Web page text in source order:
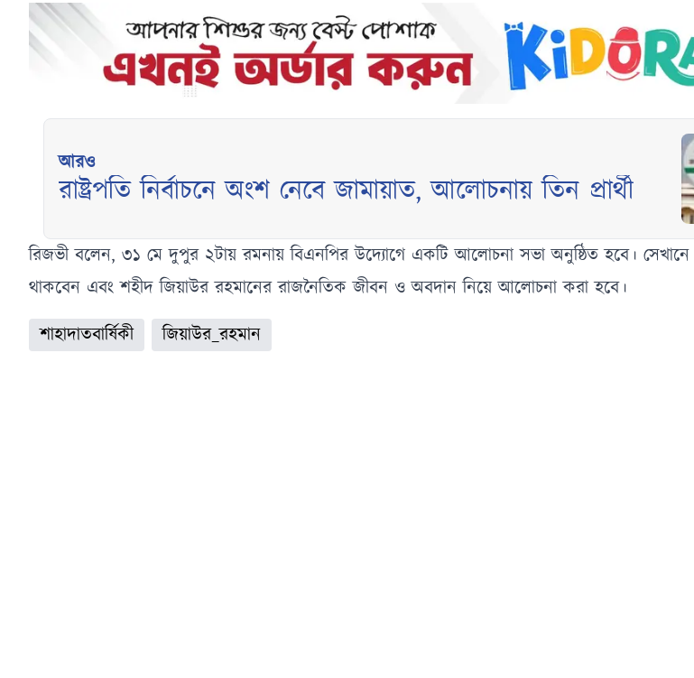
আরও
রাষ্ট্রপতি নির্বাচনে অংশ নেবে জামায়াত, আলোচনায় তিন প্রার্থী
রিজভী বলেন, ৩১ মে দুপুর ২টায় রমনায় বিএনপির উদ্যোগে একটি আলোচনা সভা অনুষ্ঠিত হবে। সেখানে
থাকবেন এবং শহীদ জিয়াউর রহমানের রাজনৈতিক জীবন ও অবদান নিয়ে আলোচনা করা হবে।
শাহাদাতবার্ষিকী
জিয়াউর_রহমান